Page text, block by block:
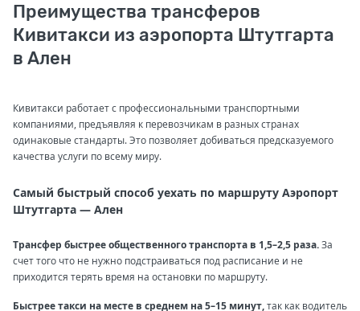
Преимущества трансферов
Кивитакси из аэропорта Штутгарта
в Ален
Кивитакси работает с профессиональными транспортными
компаниями, предъявляя к перевозчикам в разных странах
одинаковые стандарты. Это позволяет добиваться предсказуемого
качества услуги по всему миру.
Самый быстрый способ уехать по маршруту Аэропорт
Штутгарта — Ален
Трансфер быстрее общественного транспорта в 1,5–2,5 раза.За
счет того что не нужно подстраиваться под расписание и не
приходится терять время на остановки по маршруту.
Быстрее такси на месте в среднем на 5–15 минут,так как водитель